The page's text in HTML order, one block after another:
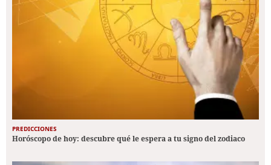
PREDICCIONES
Horóscopo de hoy: descubre qué le espera a tu signo del zodiaco